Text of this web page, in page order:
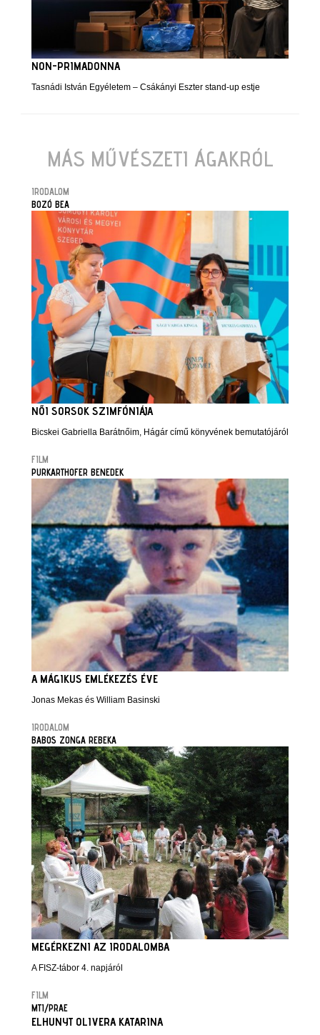
NON-PRIMADONNA
Tasnádi István Egyéletem – Csákányi Eszter stand-up estje
MÁS MŰVÉSZETI ÁGAKRÓL
IRODALOM
BOZÓ BEA
NŐI SORSOK SZIMFÓNIÁJA
Bicskei Gabriella Barátnőim, Hágár című könyvének bemutatójáról
FILM
PURKARTHOFER BENEDEK
A MÁGIKUS EMLÉKEZÉS ÉVE
Jonas Mekas és William Basinski
IRODALOM
BABOS ZONGA REBEKA
MEGÉRKEZNI AZ IRODALOMBA
A FISZ-tábor 4. napjáról
FILM
MTI/PRAE
ELHUNYT OLIVERA KATARINA